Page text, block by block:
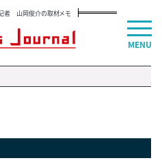
者 山岡俊介の取材メモ
MENU